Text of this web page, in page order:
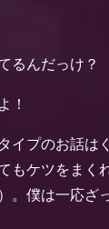
るんだっけ？
！
プのお話は
もケツをまく
。僕は一応ざ